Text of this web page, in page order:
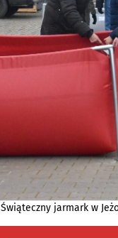
Świąteczny jarmark w